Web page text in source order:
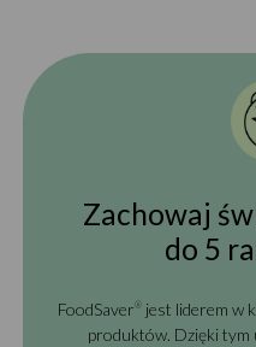
Zachowaj
do 5
FoodSaver ®
jest liderem w
produktów. Dzięki tym